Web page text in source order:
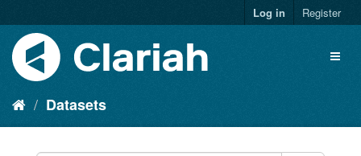
Log in Register
Datasets